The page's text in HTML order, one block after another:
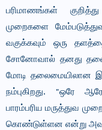
பரிமாணங்கள்
முறைகளை
வகுக்கவும் ஒரு
சோனோவால் தனது
மோடி தலைமையிலான
நம்புகிறது. "ஒரே
பாரம்பரிய மருத்துவ
கொண்டுள்ளன என்று அவர்